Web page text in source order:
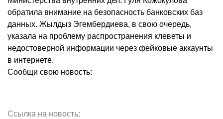
обратила внимание на безопасность банковских баз
данных. Жылдыз Эгембердиева, в свою очередь,
указала на проблему распространения клеветы и
недостоверной информации через фейковые аккаунты
в интернете.
Сообщи свою новость:
Ссылка на новость: